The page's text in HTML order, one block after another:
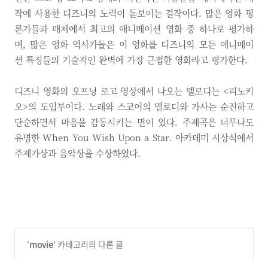
작에 사용한 디즈니의 노력이 돋보이는 걸작이다. 많은 영화 평
론가들과 매체에서 최고의 애니메이션 영화 중 하나로 평가하
며, 많은 영화 역사가들은 이 영화를 디즈니의 모든 애니메이
션 특징들의 기술적인 완벽에 가장 근접한 영화라고 평가한다.
디즈니 영화의 오프닝 로고 영상에서 나오는 멜로디는 <피노키
오>의 도입부이다. 노래와 스코어의 멜로디와 가사는 순진하고
단순하면서 마음을 감동시키는 면이 있다. 주제곡은 너무나도
유명한 When You Wish Upon a Star. 아카데미 시상식에서
주제가상과 음악상을 수상하였다.
'movie' 카테고리의 다른 글